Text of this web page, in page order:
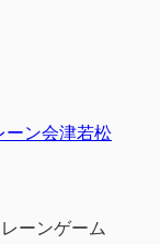
ーン会津若松
ーンゲーム